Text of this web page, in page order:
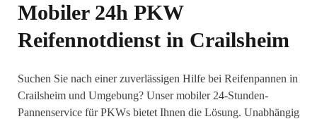
Mobiler 24h PKW
Reifennotdienst in Crailsheim
Suchen Sie nach einer zuverlässigen Hilfe bei Reifenpannen in
Crailsheim und Umgebung? Unser mobiler 24-Stunden-
Pannenservice für PKWs bietet Ihnen die Lösung. Unabhängig